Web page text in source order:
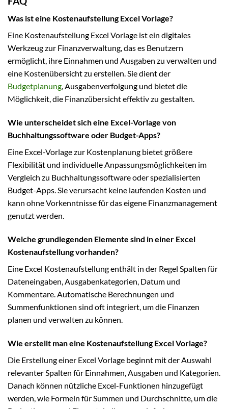
Was ist eine Kostenaufstellung Excel Vorlage?
Eine Kostenaufstellung Excel Vorlage ist ein digitales
Werkzeug zur Finanzverwaltung, das es Benutzern
ermöglicht, ihre Einnahmen und Ausgaben zu verwalten und
eine Kostenübersicht zu erstellen. Sie dient der
Budgetplanung, Ausgabenverfolgung und bietet die
Möglichkeit, die Finanzübersicht effektiv zu gestalten.
Wie unterscheidet sich eine Excel-Vorlage von
Buchhaltungssoftware oder Budget-Apps?
Eine Excel-Vorlage zur Kostenplanung bietet größere
Flexibilität und individuelle Anpassungsmöglichkeiten im
Vergleich zu Buchhaltungssoftware oder spezialisierten
Budget-Apps. Sie verursacht keine laufenden Kosten und
kann ohne Vorkenntnisse für das eigene Finanzmanagement
genutzt werden.
Welche grundlegenden Elemente sind in einer Excel
Kostenaufstellung vorhanden?
Eine Excel Kostenaufstellung enthält in der Regel Spalten für
Dateneingaben, Ausgabenkategorien, Datum und
Kommentare. Automatische Berechnungen und
Summenfunktionen sind oft integriert, um die Finanzen
planen und verwalten zu können.
Wie erstellt man eine Kostenaufstellung Excel Vorlage?
Die Erstellung einer Excel Vorlage beginnt mit der Auswahl
relevanter Spalten für Einnahmen, Ausgaben und Kategorien.
Danach können nützliche Excel-Funktionen hinzugefügt
werden, wie Formeln für Summen und Durchschnitte, um die